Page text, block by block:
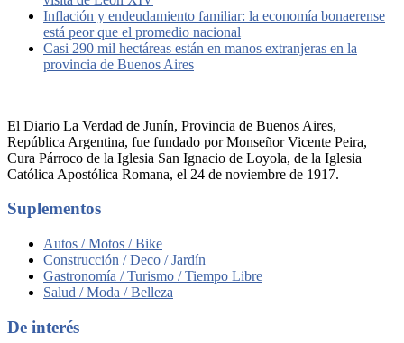
Inflación y endeudamiento familiar: la economía bonaerense
está peor que el promedio nacional
Casi 290 mil hectáreas están en manos extranjeras en la
provincia de Buenos Aires
El Diario La Verdad de Junín, Provincia de Buenos Aires,
República Argentina, fue fundado por Monseñor Vicente Peira,
Cura Párroco de la Iglesia San Ignacio de Loyola, de la Iglesia
Católica Apostólica Romana, el 24 de noviembre de 1917.
Suplementos
Autos / Motos / Bike
Construcción / Deco / Jardín
Gastronomía / Turismo / Tiempo Libre
Salud / Moda / Belleza
De interés